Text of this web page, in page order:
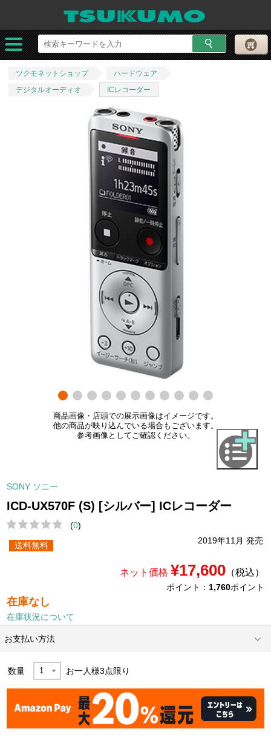
ツクモネットショップ
ハードウェア
デジタルオーディオ
ICレコーダー
商品画像・店頭での展示画像はイメージです。
他の商品が映り込んでいる場合もございます。
参考画像としてご確認ください。
SONY ソニー
ICD-UX570F (S) [シルバー] ICレコーダー
(0)
2019年11月 発売
送料無料
ネット価格 ¥17,600（税込）
ポイント： 1,760ポイント
在庫なし
在庫状況について
お支払い方法
数量 お一人様3点限り